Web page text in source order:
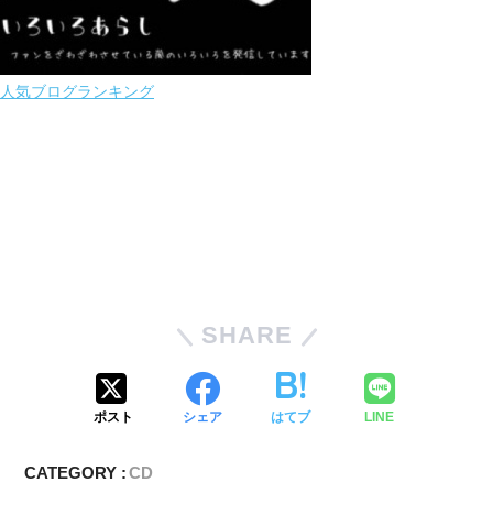
人気ブログランキング
SHARE
ポスト シェア はてブ LINE
CATEGORY :CD